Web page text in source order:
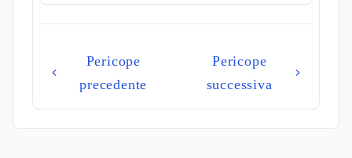
Pericope
precedente
Pericope
successiva